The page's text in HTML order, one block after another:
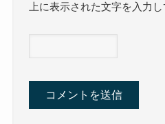
上に表示された文字を入力し